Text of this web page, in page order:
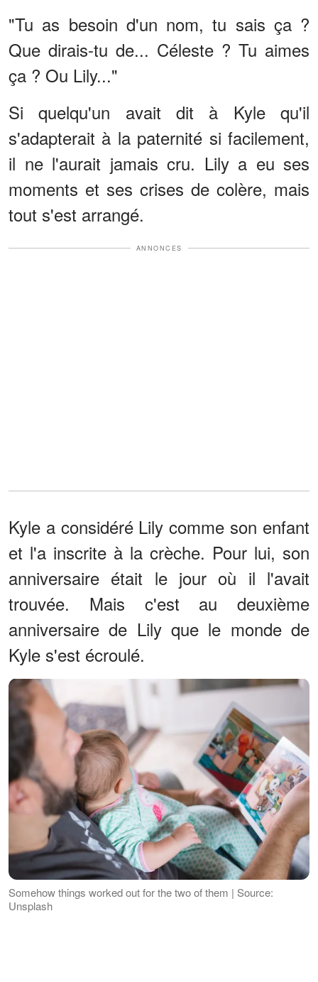
"Tu as besoin d'un nom, tu sais ça ?
Que dirais-tu de... Céleste ? Tu aimes
ça ? Ou Lily..."
Si quelqu'un avait dit à Kyle qu'il
s'adapterait à la paternité si facilement,
il ne l'aurait jamais cru. Lily a eu ses
moments et ses crises de colère, mais
tout s'est arrangé.
ANNONCES
Kyle a considéré Lily comme son enfant
et l'a inscrite à la crèche. Pour lui, son
anniversaire était le jour où il l'avait
trouvée. Mais c'est au deuxième
anniversaire de Lily que le monde de
Kyle s'est écroulé.
Somehow things worked out for the two of them | Source:
Unsplash